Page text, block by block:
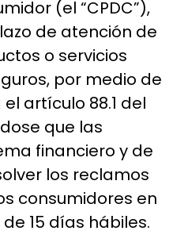
(el “CPDC”),
de atención de
o servicios
por medio de
artículo 88.1 del
que las
financiero y de
los reclamos
consumidores en
15 días hábiles.